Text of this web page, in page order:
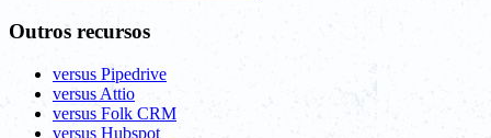
Outros recursos
versus Pipedrive
versus Attio
versus Folk CRM
versus Hubspot